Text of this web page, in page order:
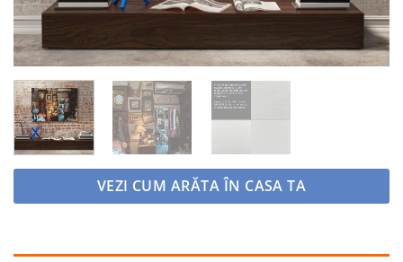
VEZI CUM ARĂTA ÎN CASA TA